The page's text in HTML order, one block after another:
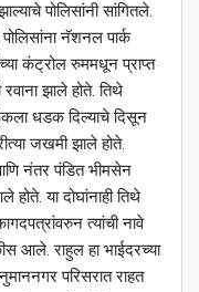
पोलिसांनी सांगितले.
पोलिसांना नॅशनल पार्क
कंट्रोल रुममधून प्राप्त
झाले होते. तिथे
धडक दिल्याचे दिसून
जखमी झाले होते.
आणि नंतर पंडित भीमसेन
या दोघांनाही तिथे
त्यांची नावे
आले. राहुल हा भाईदरच्या
परिसरात राहत